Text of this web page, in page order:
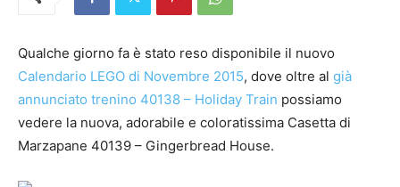
Qualche giorno fa è stato reso disponibile il nuovo
Calendario LEGO di Novembre 2015, dove oltre al già
annunciato trenino 40138 – Holiday Train possiamo
vedere la nuova, adorabile e coloratissima Casetta di
Marzapane 40139 – Gingerbread House.